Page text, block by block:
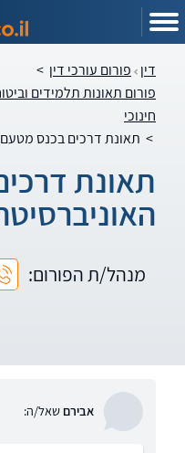
דין פורום עורכי דין >
פורום תאונות תלמידים
חינוכי
> תאונת דרכים בכנס מטעם
תאונת
מנהל/ת הפורום:
אבירם שאל/ה: